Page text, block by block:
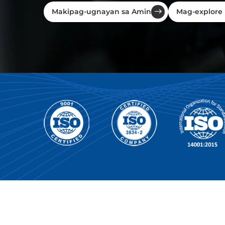
Makipag-ugnayan sa Amin Mag-explore